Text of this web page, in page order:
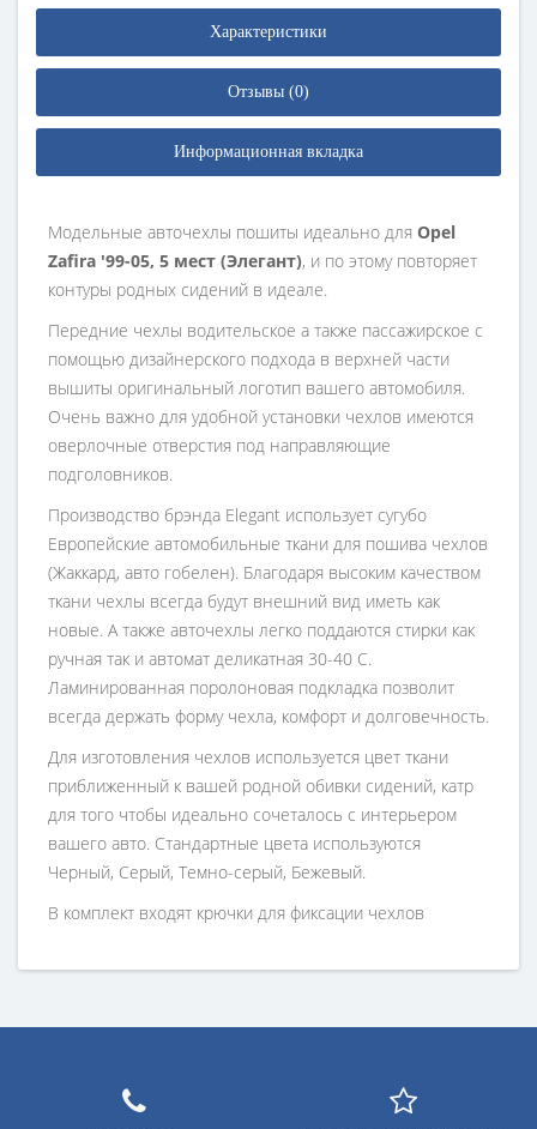
Характеристики
Отзывы (0)
Информационная вкладка
Модельные авточехлы пошиты идеально для Opel
Zafira '99-05, 5 мест (Элегант), и по этому повторяет
контуры родных сидений в идеале.
Передние чехлы водительское а также пассажирское с
помощью дизайнерского подхода в верхней части
вышиты оригинальный логотип вашего автомобиля.
Очень важно для удобной установки чехлов имеются
оверлочные отверстия под направляющие
подголовников.
Производство брэнда Elegant использует сугубо
Европейские автомобильные ткани для пошива чехлов
(Жаккард, авто гобелен). Благодаря высоким качеством
ткани чехлы всегда будут внешний вид иметь как
новые. А также авточехлы легко поддаются стирки как
ручная так и автомат деликатная 30-40 С.
Ламинированная поролоновая подкладка позволит
всегда держать форму чехла, комфорт и долговечность.
Для изготовления чехлов используется цвет ткани
приближенный к вашей родной обивки сидений, катр
для того чтобы идеально сочеталось с интерьером
вашего авто. Стандартные цвета используются
Черный, Серый, Темно-серый, Бежевый.
В комплект входят крючки для фиксации чехлов